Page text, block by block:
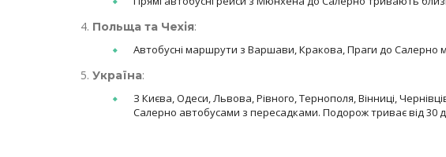
Польща та Чехія:
Автобусні маршрути з Варшави, Кракова, Праги до Салерно
Україна:
З Києва, Одеси, Львова, Рівного, Тернополя, Вінниці,
Салерно автобусами з пересадками. Подорож триває від 30